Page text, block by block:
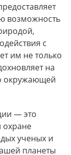
возможность
с
им не только
на
окружающей
— это
охране
ученых и
планеты